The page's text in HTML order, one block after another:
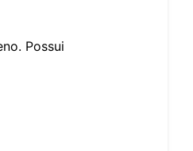
Possui